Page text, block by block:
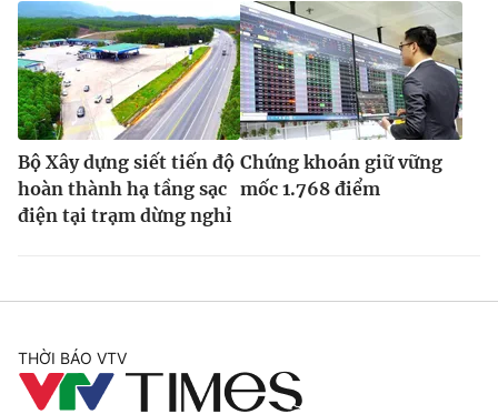
Bộ Xây dựng siết tiến độ
hoàn thành hạ tầng sạc
điện tại trạm dừng nghỉ
Chứng khoán giữ vững
mốc 1.768 điểm
THỜI BÁO VTV